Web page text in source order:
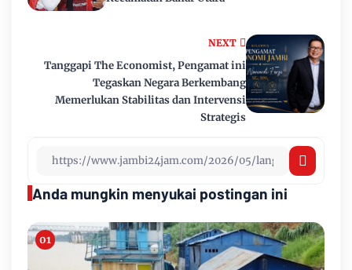
NEXT
Tanggapi The Economist, Pengamat ini
Tegaskan Negara Berkembang
Memerlukan Stabilitas dan Intervensi
Strategis
Anda mungkin menyukai postingan ini